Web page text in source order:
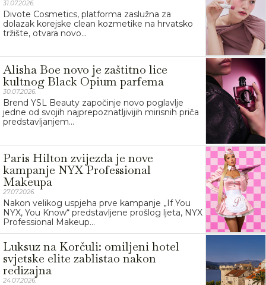
31.07.2026.
Divote Cosmetics, platforma zaslužna za
dolazak korejske clean kozmetike na hrvatsko
tržište, otvara novo...
Alisha Boe novo je zaštitno lice
kultnog Black Opium parfema
30.07.2026.
Brend YSL Beauty započinje novo poglavlje
jedne od svojih najprepoznatljivijih mirisnih priča
predstavljanjem...
Paris Hilton zvijezda je nove
kampanje NYX Professional
Makeupa
27.07.2026.
Nakon velikog uspjeha prve kampanje „If You
NYX, You Know“ predstavljene prošlog ljeta, NYX
Professional Makeup...
Luksuz na Korčuli: omiljeni hotel
svjetske elite zablistao nakon
redizajna
24.07.2026.